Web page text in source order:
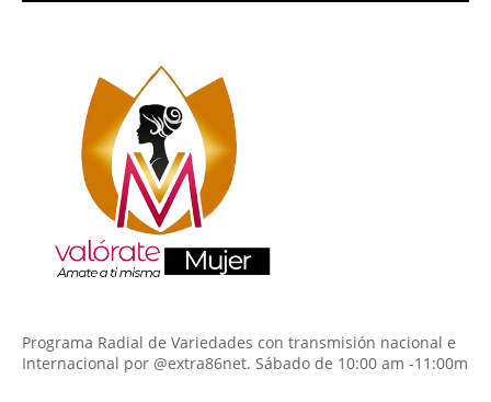
Programa Radial de Variedades con transmisión nacional e
Internacional por @extra86net. Sábado de 10:00 am -11:00m